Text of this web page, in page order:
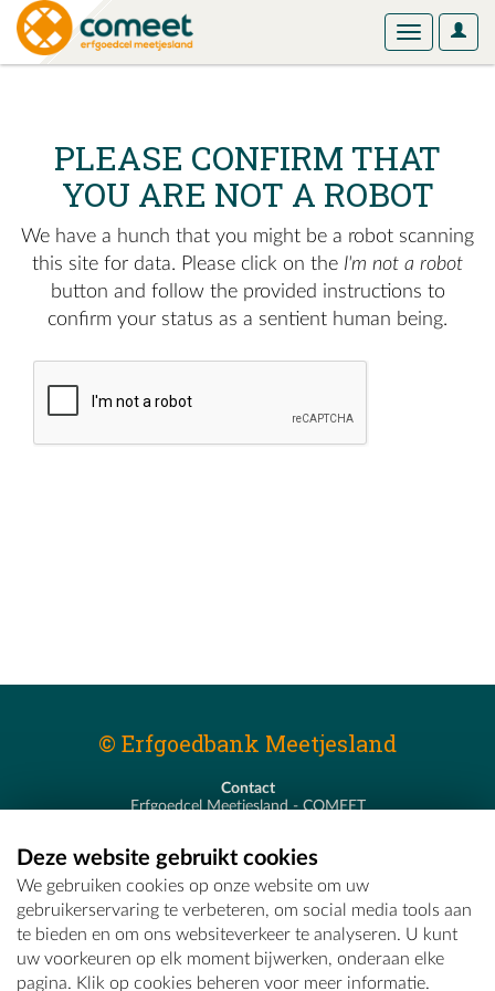
User
Toggle
PLEASE CONFIRM THAT
YOU ARE NOT A ROBOT
We have a hunch that you might be a robot scanning
this site for data. Please click on the I'm not a robot
button and follow the provided instructions to
confirm your status as a sentient human being.
© Erfgoedbank Meetjesland
Contact
Erfgoedcel Meetjesland - COMEET
T - 09 373 75 96
E -erfgoedcel@comeet.be
Deze website gebruikt cookies
We gebruiken cookies op onze website om uw
gebruikerservaring te verbeteren, om social media tools aan
te bieden en om ons websiteverkeer te analyseren. U kunt
uw voorkeuren op elk moment bijwerken, onderaan elke
pagina. Klik op cookies beheren voor meer informatie.